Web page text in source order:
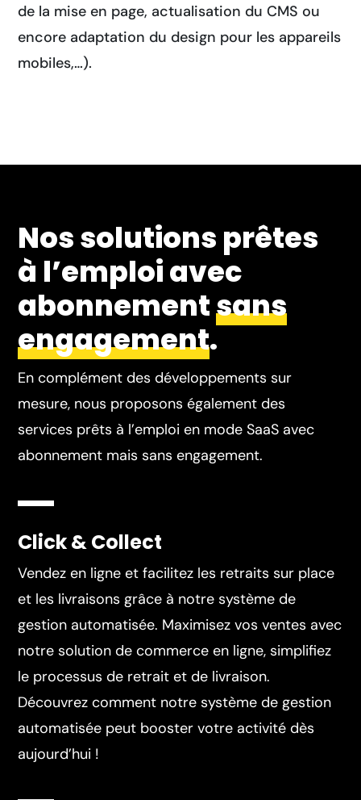
de la mise en page, actualisation du CMS ou
encore adaptation du design pour les appareils
mobiles,…).
Nos solutions prêtes
à l’emploi avec
abonnementsans
engagement.
En complément des développements sur
mesure, nous proposons également des
services prêts à l’emploi en mode SaaS avec
abonnement mais sans engagement.
Click & Collect
Vendez en ligne et facilitez les retraits sur place
et les livraisons grâce à notre système de
gestion automatisée. Maximisez vos ventes avec
notre solution de commerce en ligne, simplifiez
le processus de retrait et de livraison.
Découvrez comment notre système de gestion
automatisée peut booster votre activité dès
aujourd’hui !